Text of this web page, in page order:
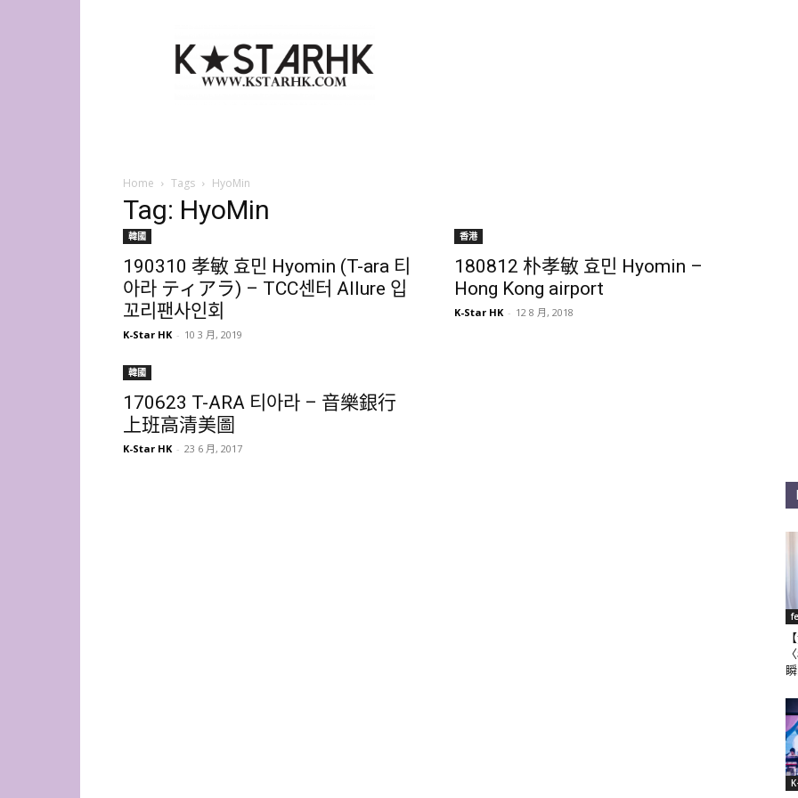
Star
HK
Home Tags HyoMin
Tag: HyoMin
韓國
190310 孝敏 효민 Hyomin (T-ara 티
아라 ティアラ) – TCC센터 Allure 입
꼬리팬사인회
K-Star HK - 10 3 月, 2019
香港
180812 朴孝敏 효민 Hyomin –
Hong Kong airport
K-Star HK - 12 8 月, 2018
韓國
170623 T-ARA 티아라 – 音樂銀行
上班高清美圖
K-Star HK - 23 6 月, 2017